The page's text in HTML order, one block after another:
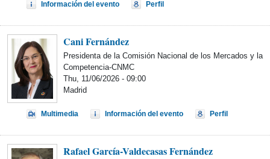
Información del evento Perfil
Cani Fernández
Presidenta de la Comisión Nacional de los Mercados y la
Competencia-CNMC
Thu, 11/06/2026 - 09:00
Madrid
Multimedia Información del evento Perfil
Rafael García-Valdecasas Fernández